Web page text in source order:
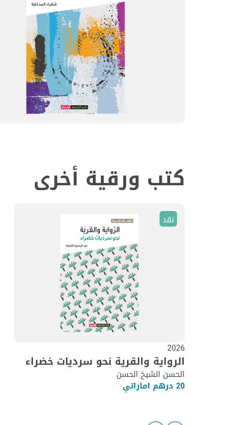
كتب ورقية أخرى
نقد
2026
الرواية والقرية نحو سرديات خضراء
الحسن الشيخ الحسن
20 درهم اماراتي